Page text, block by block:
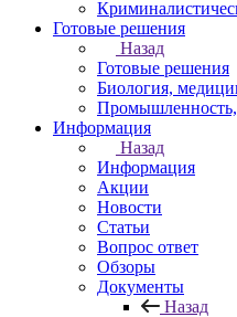
Готовые решения
Назад
Готовые решения
Биология,
Промышленность,
Информация
Назад
Информация
Акции
Новости
Статьи
Вопрос ответ
Обзоры
Документы
Назад